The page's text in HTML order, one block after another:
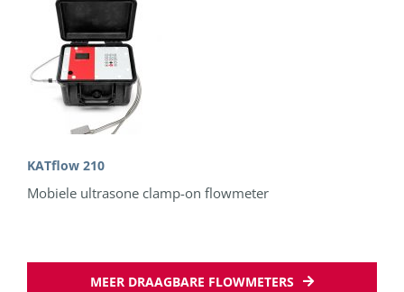
KATflow 210
Mobiele ultrasone clamp-on flowmeter
MEER DRAAGBARE FLOWMETERS